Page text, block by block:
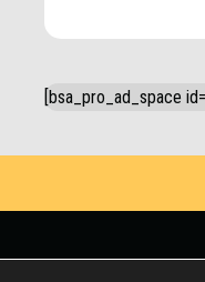
[bsa_pro_ad_space